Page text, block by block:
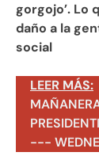
gorgojo’. Lo
daño a la
social
LEER MÁS:
---